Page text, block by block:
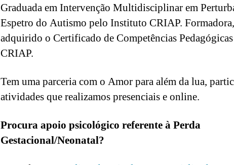
Graduada em Intervenção Multidisciplinar em
Espetro do Autismo pelo Instituto CRIAP.
adquirido o Certificado de Competências
CRIAP.
Tem uma parceria com o Amor para além da lua,
atividades que realizamos presenciais e online.
Procura apoio psicológico referente à Perda
Gestacional/Neonatal?